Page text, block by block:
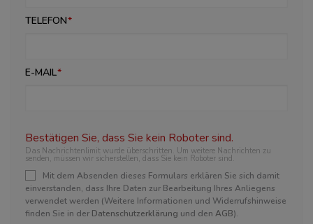
TELEFON
E-MAIL
Bestätigen Sie, dass Sie kein Roboter sind.
Das Nachrichtenlimit wurde überschritten. Um weitere Nachrichten zu
senden, müssen wir sicherstellen, dass Sie kein Roboter sind.
Mit dem Absenden dieses Formulars erklären Sie sich damit
einverstanden, dass Ihre Daten zur Bearbeitung Ihres Anliegens
verwendet werden (Weitere Informationen und Widerrufshinweise
finden Sie in der Datenschutzerklärung und den AGB).